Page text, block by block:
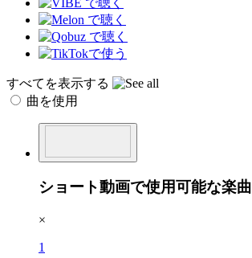
すべてを表示する
曲を使用
ショート動画で使用可能な楽曲
×
1